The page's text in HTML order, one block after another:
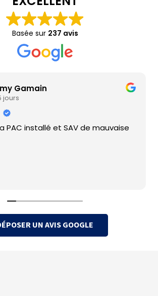
Basée sur 237 avis
Gamain
jours
PAC installé et SAV de mauvaise
UN AVIS GOOGLE